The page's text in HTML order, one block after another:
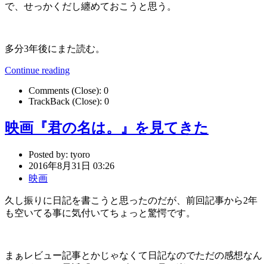
で、せっかくだし纏めておこうと思う。
多分3年後にまた読む。
Continue reading
Comments (Close): 0
TrackBack (Close): 0
映画『君の名は。』を見てきた
Posted by: tyoro
2016年8月31日 03:26
映画
久し振りに日記を書こうと思ったのだが、前回記事から2年
も空いてる事に気付いてちょっと驚愕です。
まぁレビュー記事とかじゃなくて日記なのでただの感想なん